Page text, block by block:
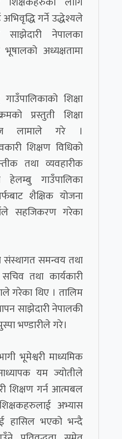
गर्ने उद्धेश्यले
साझेदारी नेपालका
अध्यक्षतामा
शिक्षा
प्रस्तुती शिक्षा
लामाले गरे ।
शिक्षण विधिको
तथा व्यवहारीक
हेलम्बु गाउँपालिका
शैक्षिक योजना
सहजिकरण गरेका
संस्थागत समन्वय तथा
तथा कार्यकारी
गरेका थिए । तालिम
साझेदारी नेपालकी
भण्डारीले गरे।
भूमेश्वरी माध्यमिक
यम ज्योतीले
शिक्षण गर्न आत्मबल
अभ्यास
हासिल भएको भन्दै